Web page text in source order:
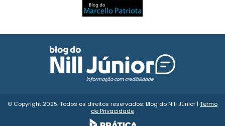
© Copyright 2025. Todos os direitos reservados: Blog do Nill Júnior | Termo
de Privacidade